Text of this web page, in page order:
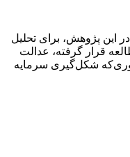
این پژوهش، برای تحلیل
قرار گرفته، عدالت
شکل‌گیری سرمایه